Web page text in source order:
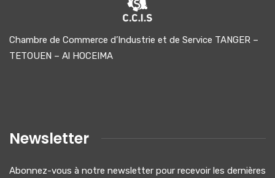
Chambre de Commerce d’Industrie et de Service TANGER –
TETOUEN – Al HOCEIMA
Newsletter
Abonnez-vous à notre newsletter pour recevoir les dernières